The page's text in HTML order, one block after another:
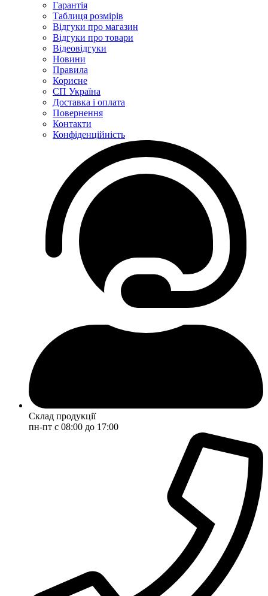
Гарантія
Таблиця розмірів
Відгуки про магазин
Відгуки про товари
Відеовідгуки
Новини
Правила
Корисне
СП Україна
Доставка і оплата
Повернення
Контакти
Конфіденційність
Склад продукції
пн-пт с 08:00 до 17:00